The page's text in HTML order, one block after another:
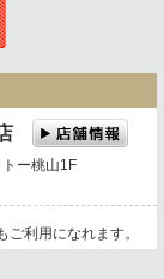
ー桃山1F
ご利用になれます。